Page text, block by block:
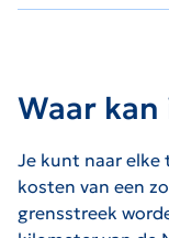
Waar
Je kunt naar
kosten van een
grensstreek